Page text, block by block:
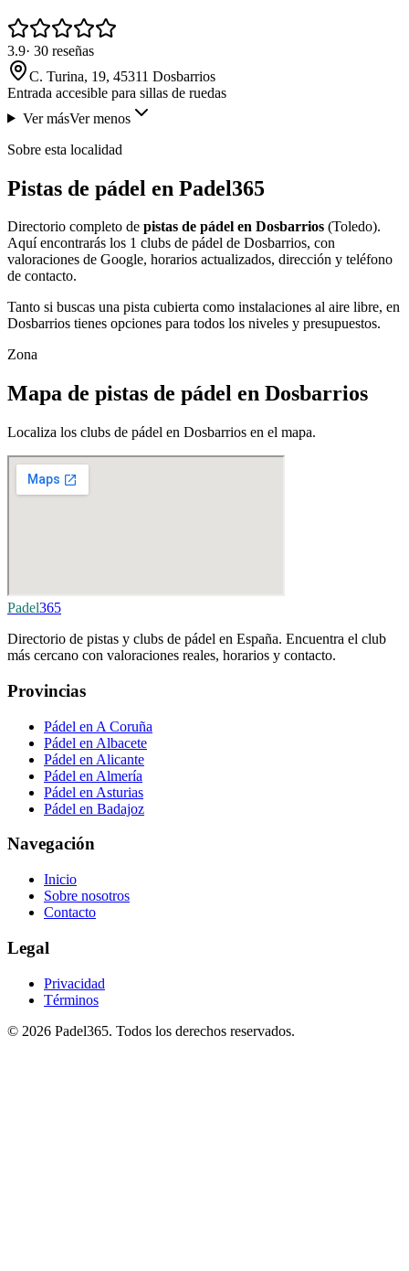
3.9· 30 reseñas
C. Turina, 19, 45311 Dosbarrios
Entrada accesible para sillas de ruedas
Ver másVer menos
Sobre esta localidad
Pistas de pádel en Padel365
Directorio completo de pistas de pádel en Dosbarrios (Toledo).
Aquí encontrarás los 1 clubs de pádel de Dosbarrios, con
valoraciones de Google, horarios actualizados, dirección y teléfono
de contacto.
Tanto si buscas una pista cubierta como instalaciones al aire libre, en
Dosbarrios tienes opciones para todos los niveles y presupuestos.
Zona
Mapa de pistas de pádel en Dosbarrios
Localiza los clubs de pádel en Dosbarrios en el mapa.
Padel365
Directorio de pistas y clubs de pádel en España. Encuentra el club
más cercano con valoraciones reales, horarios y contacto.
Provincias
Pádel en A Coruña
Pádel en Albacete
Pádel en Alicante
Pádel en Almería
Pádel en Asturias
Pádel en Badajoz
Navegación
Inicio
Sobre nosotros
Contacto
Legal
Privacidad
Términos
© 2026 Padel365. Todos los derechos reservados.